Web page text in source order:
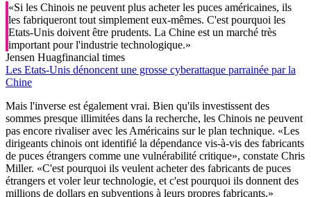
«Si les Chinois ne peuvent plus acheter les puces américaines, ils
les fabriqueront tout simplement eux-mêmes. C'est pourquoi les
Etats-Unis doivent être prudents. La Chine est un marché très
important pour l'industrie technologique.»
Jensen Huagfinancial times
Les Etats-Unis dénoncent une grosse cyberattaque parrainée par la
Chine
Mais l'inverse est également vrai. Bien qu'ils investissent des
sommes presque illimitées dans la recherche, les Chinois ne peuvent
pas encore rivaliser avec les Américains sur le plan technique. «Les
dirigeants chinois ont identifié la dépendance vis-à-vis des fabricants
de puces étrangers comme une vulnérabilité critique», constate Chris
Miller. «C'est pourquoi ils veulent acheter des fabricants de puces
étrangers et voler leur technologie, et c'est pourquoi ils donnent des
millions de dollars en subventions à leurs propres fabricants.»